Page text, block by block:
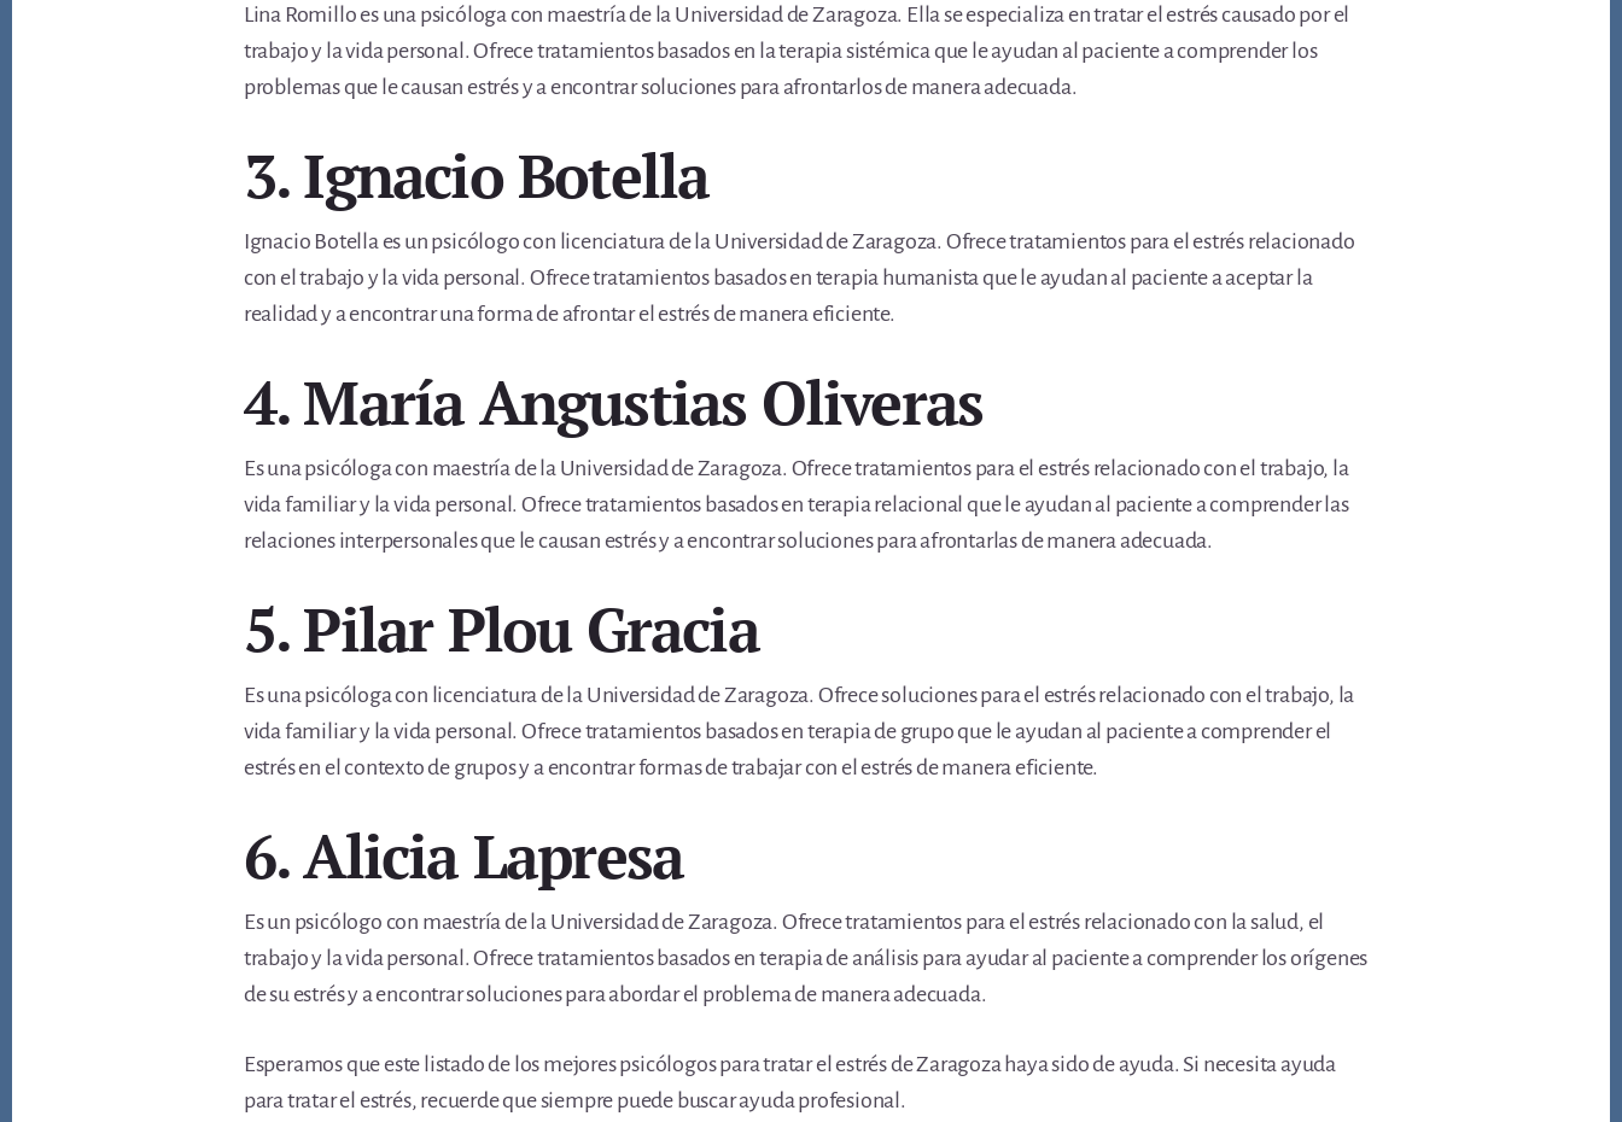
Lina Romillo es una psicóloga con maestría de la Universidad de Zaragoza. Ella se especializa en tratar el estrés causado por el
trabajo y la vida personal. Ofrece tratamientos basados en la terapia sistémica que le ayudan al paciente a comprender los
problemas que le causan estrés y a encontrar soluciones para afrontarlos de manera adecuada.
3. Ignacio Botella
Ignacio Botella es un psicólogo con licenciatura de la Universidad de Zaragoza. Ofrece tratamientos para el estrés relacionado
con el trabajo y la vida personal. Ofrece tratamientos basados en terapia humanista que le ayudan al paciente a aceptar la
realidad y a encontrar una forma de afrontar el estrés de manera eficiente.
4. María Angustias Oliveras
Es una psicóloga con maestría de la Universidad de Zaragoza. Ofrece tratamientos para el estrés relacionado con el trabajo, la
vida familiar y la vida personal. Ofrece tratamientos basados en terapia relacional que le ayudan al paciente a comprender las
relaciones interpersonales que le causan estrés y a encontrar soluciones para afrontarlas de manera adecuada.
5. Pilar Plou Gracia
Es una psicóloga con licenciatura de la Universidad de Zaragoza. Ofrece soluciones para el estrés relacionado con el trabajo, la
vida familiar y la vida personal. Ofrece tratamientos basados en terapia de grupo que le ayudan al paciente a comprender el
estrés en el contexto de grupos y a encontrar formas de trabajar con el estrés de manera eficiente.
6. Alicia Lapresa
Es un psicólogo con maestría de la Universidad de Zaragoza. Ofrece tratamientos para el estrés relacionado con la salud, el
trabajo y la vida personal. Ofrece tratamientos basados en terapia de análisis para ayudar al paciente a comprender los orígenes
de su estrés y a encontrar soluciones para abordar el problema de manera adecuada.
Esperamos que este listado de los mejores psicólogos para tratar el estrés de Zaragoza haya sido de ayuda. Si necesita ayuda
para tratar el estrés, recuerde que siempre puede buscar ayuda profesional.